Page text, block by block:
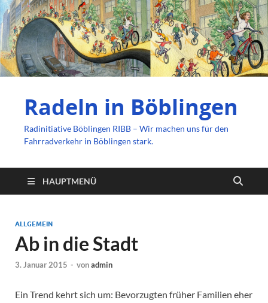
Radeln in Böblingen
Radinitiative Böblingen RIBB – Wir machen uns für den
Fahrradverkehr in Böblingen stark.
HAUPTMENÜ
ALLGEMEIN
Ab in die Stadt
3. Januar 2015 - vonadmin
Ein Trend kehrt sich um: Bevorzugten früher Familien eher